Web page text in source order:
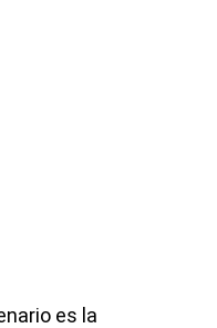
es la